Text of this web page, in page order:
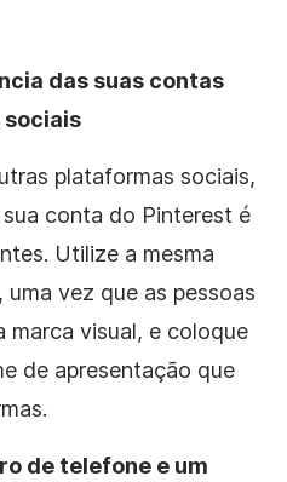
das suas contas
plataformas sociais,
conta do Pinterest é
Utilize a mesma
vez que as pessoas
marca visual, e coloque
de apresentação que
de telefone e um